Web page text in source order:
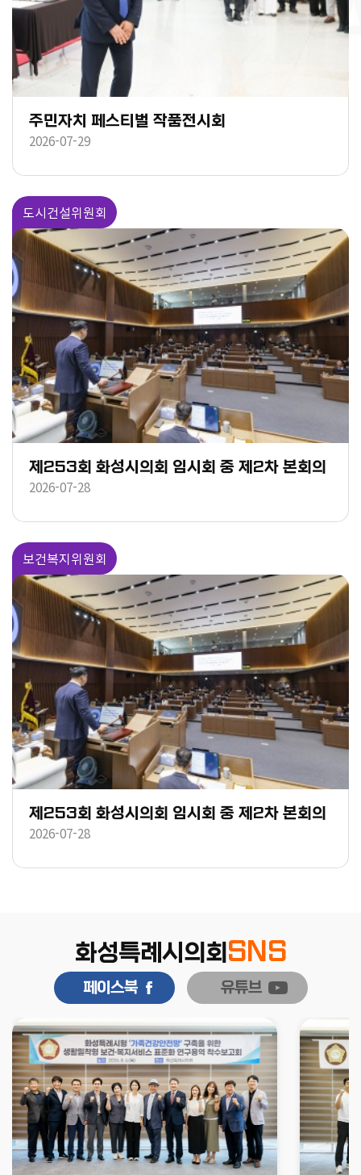
주민자치 페스티벌 작품전시회
2026-07-29
도시건설위원회
제253회 화성시의회 임시회 중 제2차 본회의
2026-07-28
보건복지위원회
제253회 화성시의회 임시회 중 제2차 본회의
2026-07-28
화성특례시의회 SNS
페이스북 유튜브